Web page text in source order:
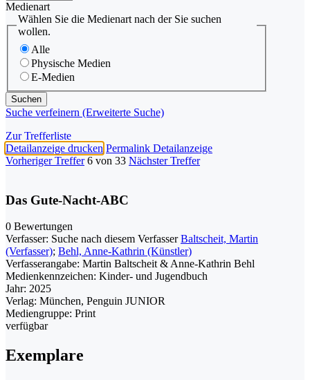
Medienart
Wählen Sie die Medienart nach der Sie suchen
wollen.
Alle
Physische Medien
E-Medien
Suche verfeinern (Erweiterte Suche)
Zur Trefferliste
Detailanzeige drucken Permalink Detailanzeige
Vorheriger Treffer 6 von 33 Nächster Treffer
Das Gute-Nacht-ABC
0 Bewertungen
Verfasser: Suche nach diesem Verfasser Baltscheit, Martin
(Verfasser); Behl, Anne-Kathrin (Künstler)
Verfasserangabe: Martin Baltscheit & Anne-Kathrin Behl
Medienkennzeichen: Kinder- und Jugendbuch
Jahr: 2025
Verlag: München, Penguin JUNIOR
Mediengruppe: Print
verfügbar
Exemplare